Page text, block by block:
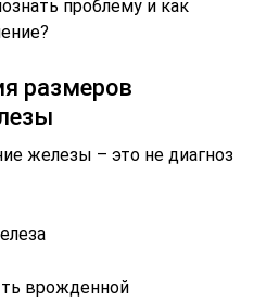
проблему и как
размеров
железы – это не диагноз
врожденной